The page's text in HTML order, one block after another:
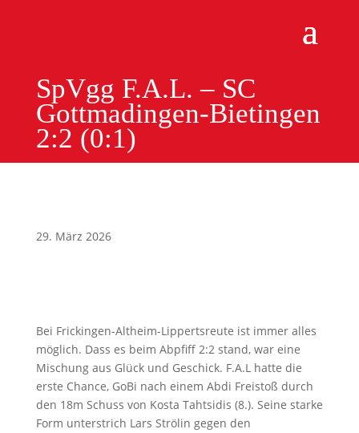
SpVgg F.A.L. – SC
Gottmadingen-Bietingen
2:2 (0:1)
29. März 2026
Bei Frickingen-Altheim-Lippertsreute ist immer alles
möglich. Dass es beim Abpfiff 2:2 stand, war eine
Mischung aus Glück und Geschick. F.A.L hatte die
erste Chance, GoBi nach einem Abdi Freistoß durch
den 18m Schuss von Kosta Tahtsidis (8.). Seine starke
Form unterstrich Lars Strölin gegen den